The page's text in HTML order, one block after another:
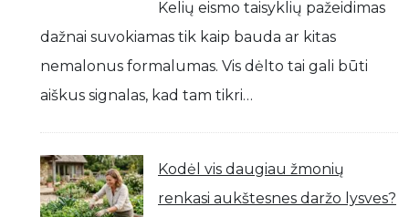
Kelių eismo taisyklių pažeidimas
dažnai suvokiamas tik kaip bauda ar kitas
nemalonus formalumas. Vis dėlto tai gali būti
aiškus signalas, kad tam tikri…
Kodėl vis daugiau žmonių
renkasi aukštesnes daržo lysves?